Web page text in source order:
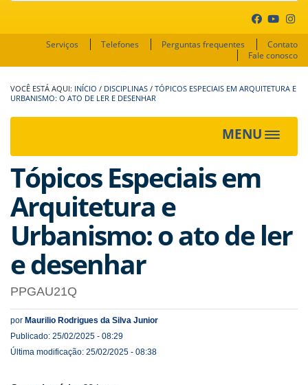
Serviços Telefones Perguntas frequentes
Contato
Fale conosco
INÍCIO / DISCIPLINAS / TÓPICOS ESPECIAIS EM ARQUITETURA E
URBANISMO: O ATO DE LER E DESENHAR
MENU
Toggle
Tópicos Especiais em
Arquitetura e
Urbanismo: o ato de ler
e desenhar
PPGAU21Q
por Maurilio Rodrigues da Silva Junior
Publicado: 25/02/2025 - 08:29
Última modificação: 25/02/2025 - 08:38